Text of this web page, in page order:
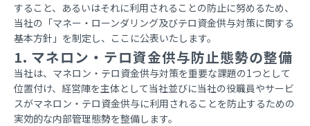
すること、あるいはそれに利用されることの防止に努めるため、
当社の「マネー・ローンダリング及びテロ資金供与対策に関する
基本方針」を制定し、ここに公表いたします。
1. マネロン・テロ資金供与防止態勢の整備
当社は、マネロン・テロ資金供与対策を重要な課題の1つとして
位置付け、経営陣を主体として当社並びに当社の役職員やサービ
スがマネロン・テロ資金供与に利用されることを防止するための
実効的な内部管理態勢を整備します。